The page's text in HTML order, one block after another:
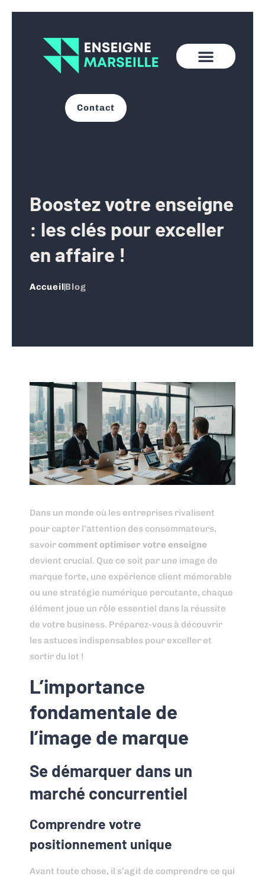
Contact
Boostez votre enseigne
: les clés pour exceller
en affaire !
AccueilBlog
Dans un monde où les entreprises rivalisent
pour capter l’attention des consommateurs,
savoircomment optimiser votre enseigne
devient crucial. Que ce soit par une image de
marque forte, une expérience client mémorable
ou une stratégie numérique percutante, chaque
élément joue un rôle essentiel dans la réussite
de votre business. Préparez-vous à découvrir
les astuces indispensables pour exceller et
sortir du lot !
L’importance
fondamentale de
l’image de marque
Se démarquer dans un
marché concurrentiel
Comprendre votre
positionnement unique
Avant toute chose, il s’agit de comprendre ce qui